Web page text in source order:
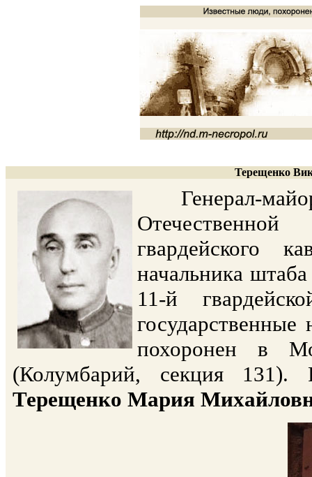
Терещенко
Генерал-
гвардейского
начальника
11-й
похоронен в
(Колумбарий, секция
Терещенко Мария